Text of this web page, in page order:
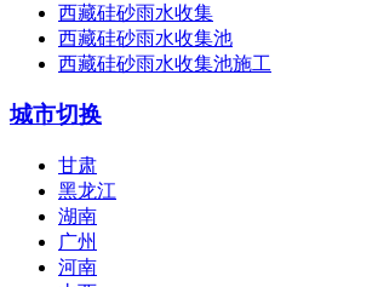
西藏硅砂雨水收集
西藏硅砂雨水收集池
西藏硅砂雨水收集池施工
城市切换
甘肃
黑龙江
湖南
广州
河南